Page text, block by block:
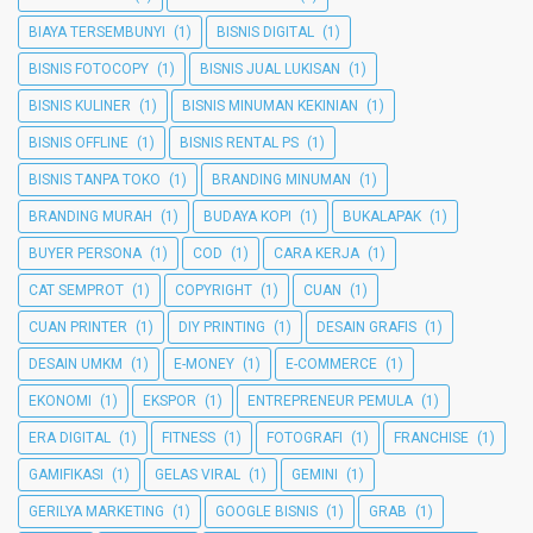
BIAYA TERSEMBUNYI (1) BISNIS DIGITAL (1)
BISNIS FOTOCOPY (1) BISNIS JUAL LUKISAN (1)
BISNIS KULINER (1) BISNIS MINUMAN KEKINIAN (1)
BISNIS OFFLINE (1) BISNIS RENTAL PS (1)
BISNIS TANPA TOKO (1) BRANDING MINUMAN (1)
BRANDING MURAH (1) BUDAYA KOPI (1) BUKALAPAK (1)
BUYER PERSONA (1) COD (1) CARA KERJA (1)
CAT SEMPROT (1) COPYRIGHT (1) CUAN (1)
CUAN PRINTER (1) DIY PRINTING (1) DESAIN GRAFIS (1)
DESAIN UMKM (1) E-MONEY (1) E-COMMERCE (1)
EKONOMI (1) EKSPOR (1) ENTREPRENEUR PEMULA (1)
ERA DIGITAL (1) FITNESS (1) FOTOGRAFI (1) FRANCHISE (1)
GAMIFIKASI (1) GELAS VIRAL (1) GEMINI (1)
GERILYA MARKETING (1) GOOGLE BISNIS (1) GRAB (1)